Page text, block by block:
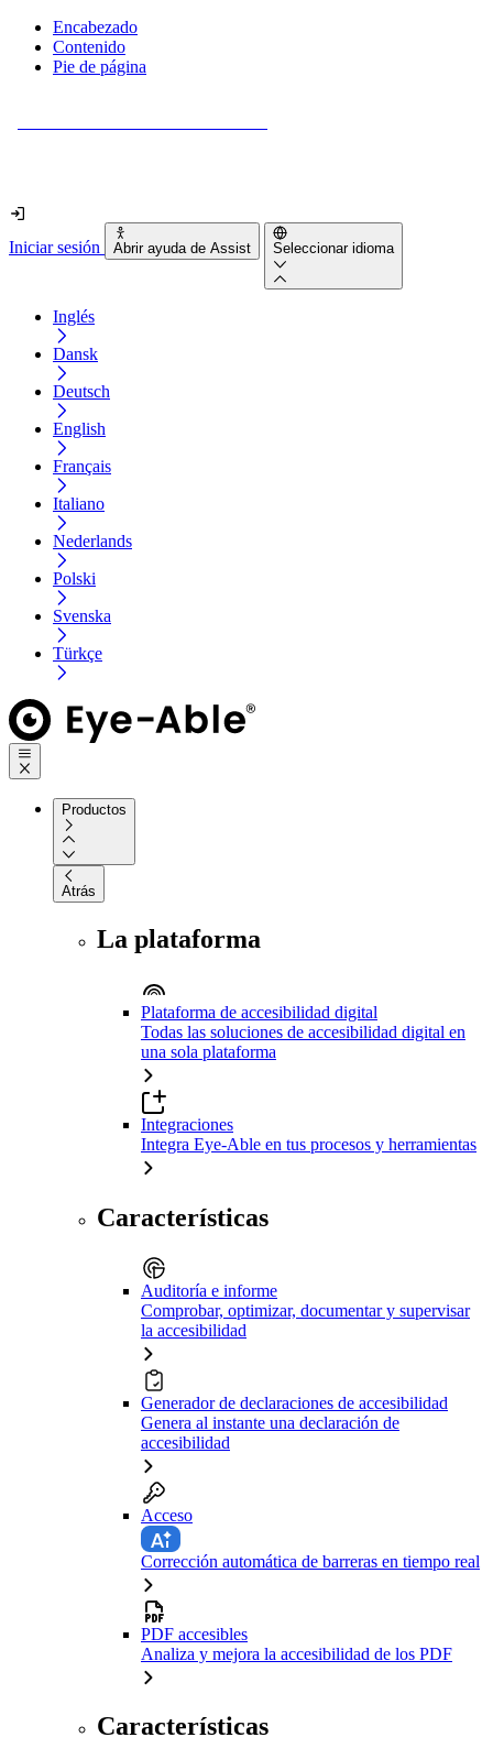
Encabezado
Contenido
Pie de página
Iniciar sesión Abrir ayuda de Assist Seleccionar idioma
Inglés
Dansk
Deutsch
English
Français
Italiano
Nederlands
Polski
Svenska
Türkçe
Productos
Atrás
La plataforma
Plataforma de accesibilidad digital
Todas las soluciones de accesibilidad digital en
una sola plataforma
Integraciones
Integra Eye-Able en tus procesos y herramientas
Características
Auditoría e informe
Comprobar, optimizar, documentar y supervisar
la accesibilidad
Generador de declaraciones de accesibilidad
Genera al instante una declaración de
accesibilidad
Acceso
Corrección automática de barreras en tiempo real
PDF accesibles
Analiza y mejora la accesibilidad de los PDF
Características